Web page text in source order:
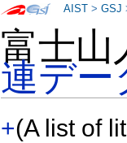
富士山
連デー
+(A list of
AIST >GSJ